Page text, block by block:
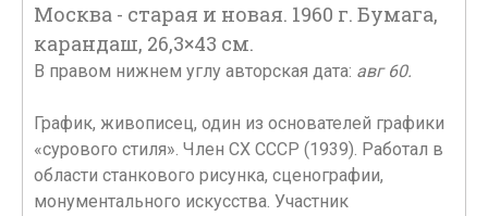
Москва - старая и новая. 1960 г. Бумага,
карандаш, 26,3×43 см.
В правом нижнем углу авторская дата: авг 60.
График, живописец, один из основателей графики
«сурового стиля». Член СХ СССР (1939). Работал в
области станкового рисунка, сценографии,
монументального искусства. Участник